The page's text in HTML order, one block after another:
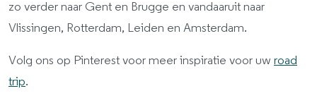
zo verder naar Gent en Brugge en vandaaruit naar
Vlissingen, Rotterdam, Leiden en Amsterdam.
Volg ons op Pinterest voor meer inspiratie voor uw road
trip.